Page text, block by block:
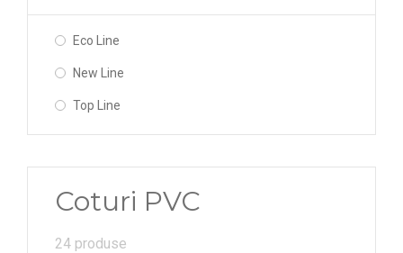
Eco Line
New Line
Top Line
Coturi PVC
24 produse